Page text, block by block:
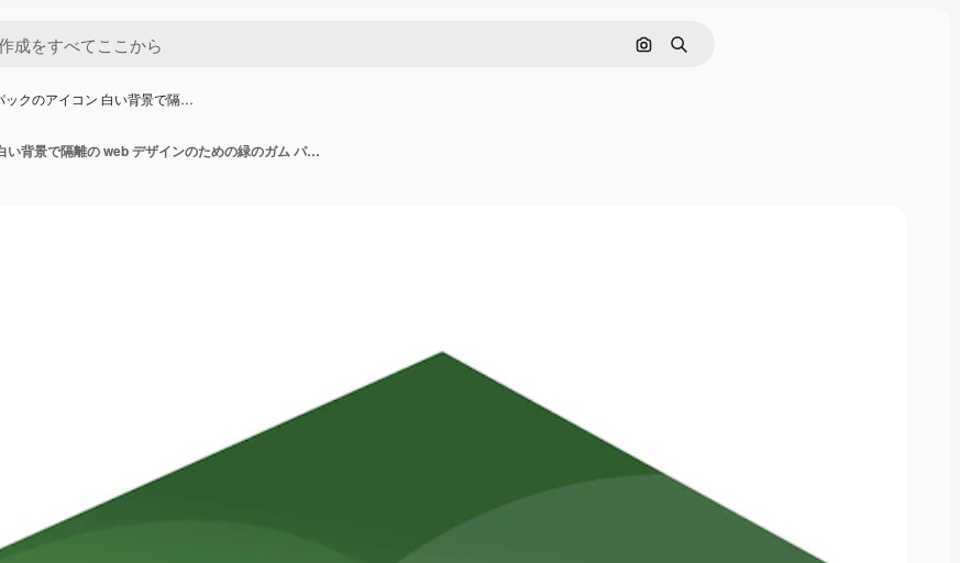
画像で検索
検索
ックのアイコン 白い背景で隔…
緑のガム パックのアイコン 白い背景で隔離の web デザインのための緑のガム パック ベクトル アイコンの漫画